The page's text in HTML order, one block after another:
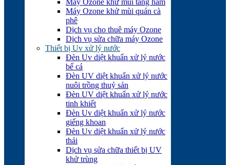
Máy Ozone khử mùi tầng hầm
Máy Ozone khử mùi quán cà
phê
Dịch vụ cho thuê máy Ozone
Dịch vụ sửa chữa máy Ozone
Thiết bị Uv xử lý nước
Đèn Uv diệt khuẩn xử lý nước
bể cá
Đèn UV diệt khuẩn xử lý nước
nuôi trồng thuỷ sản
Đèn UV diệt khuẩn xử lý nước
tinh khiết
Đèn Uv diệt khuẩn xử lý nước
giếng khoan
Đèn Uv diệt khuẩn xử lý nước
thải
Dịch vụ sửa chữa thiết bị UV
khử trùng